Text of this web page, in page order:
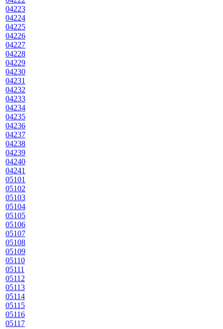
04223
04224
04225
04226
04227
04228
04229
04230
04231
04232
04233
04234
04235
04236
04237
04238
04239
04240
04241
05101
05102
05103
05104
05105
05106
05107
05108
05109
05110
05111
05112
05113
05114
05115
05116
05117